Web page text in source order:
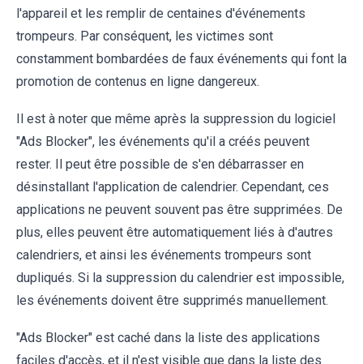
l'appareil et les remplir de centaines d'événements
trompeurs. Par conséquent, les victimes sont
constamment bombardées de faux événements qui font la
promotion de contenus en ligne dangereux.
Il est à noter que même après la suppression du logiciel
"Ads Blocker", les événements qu'il a créés peuvent
rester. Il peut être possible de s'en débarrasser en
désinstallant l'application de calendrier. Cependant, ces
applications ne peuvent souvent pas être supprimées. De
plus, elles peuvent être automatiquement liés à d'autres
calendriers, et ainsi les événements trompeurs sont
dupliqués. Si la suppression du calendrier est impossible,
les événements doivent être supprimés manuellement.
"Ads Blocker" est caché dans la liste des applications
faciles d'accès, et il n'est visible que dans la liste des